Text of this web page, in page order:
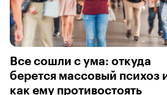
Все сошли с ума: откуда
берется массовый психоз
как ему противостоять